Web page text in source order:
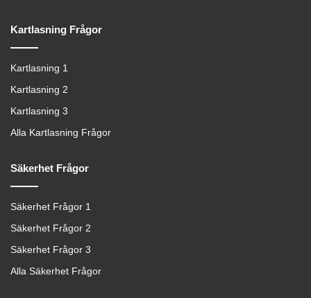
Kartlasning Frågor
Kartlasning 1
Kartlasning 2
Kartlasning 3
Alla Kartlasning Frågor
Säkerhet Frågor
Säkerhet Frågor 1
Säkerhet Frågor 2
Säkerhet Frågor 3
Alla Säkerhet Frågor